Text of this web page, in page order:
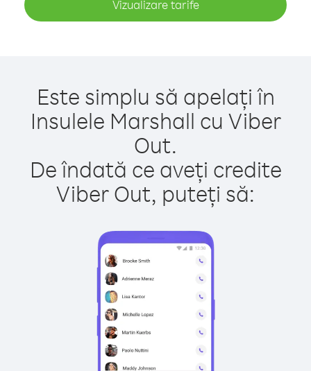
Vizualizare tarife
Este simplu să apelați în
Insulele Marshall cu Viber
Out.
De îndată ce aveți credite
Viber Out, puteți să: